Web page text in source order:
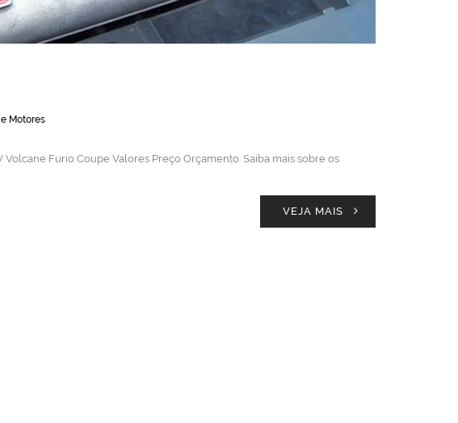
Motores
Volcane Furio Coupe Valores Preço Orçamento. Saiba mais sobre os
VEJA MAIS